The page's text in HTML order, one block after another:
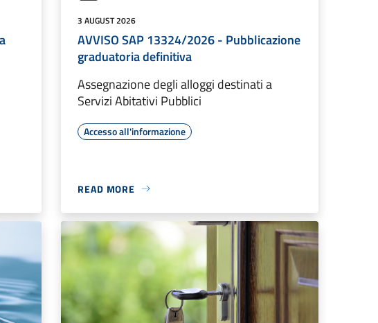
3 AUGUST 2026
AVVISO SAP 13324/2026 - Pubblicazione
graduatoria definitiva
Assegnazione degli alloggi destinati a
Servizi Abitativi Pubblici
Accesso all'informazione
READ MORE